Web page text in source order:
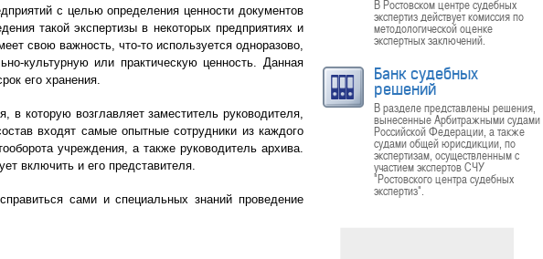
с целью определения ценности документов
такой экспертизы в некоторых предприятиях и
свою важность, что-то используется одноразово,
культурную или практическую ценность. Данная
его хранения.
в которую возглавляет заместитель руководителя,
входят самые опытные сотрудники из каждого
учреждения, а также руководитель архива.
включить и его представителя.
сами и специальных знаний проведение
В Ростовском центре судебных
экспертиз действует комиссия по
методологической оценке
экспертных заключений.
Банк судебных
решений
В разделе представлены решения,
вынесенные Арбитражными судами
Российской Федерации, а также
судами общей юрисдикции, по
экспертизам, осуществленным с
участием экспертов СЧУ
"Ростовского центра судебных
экспертиз".